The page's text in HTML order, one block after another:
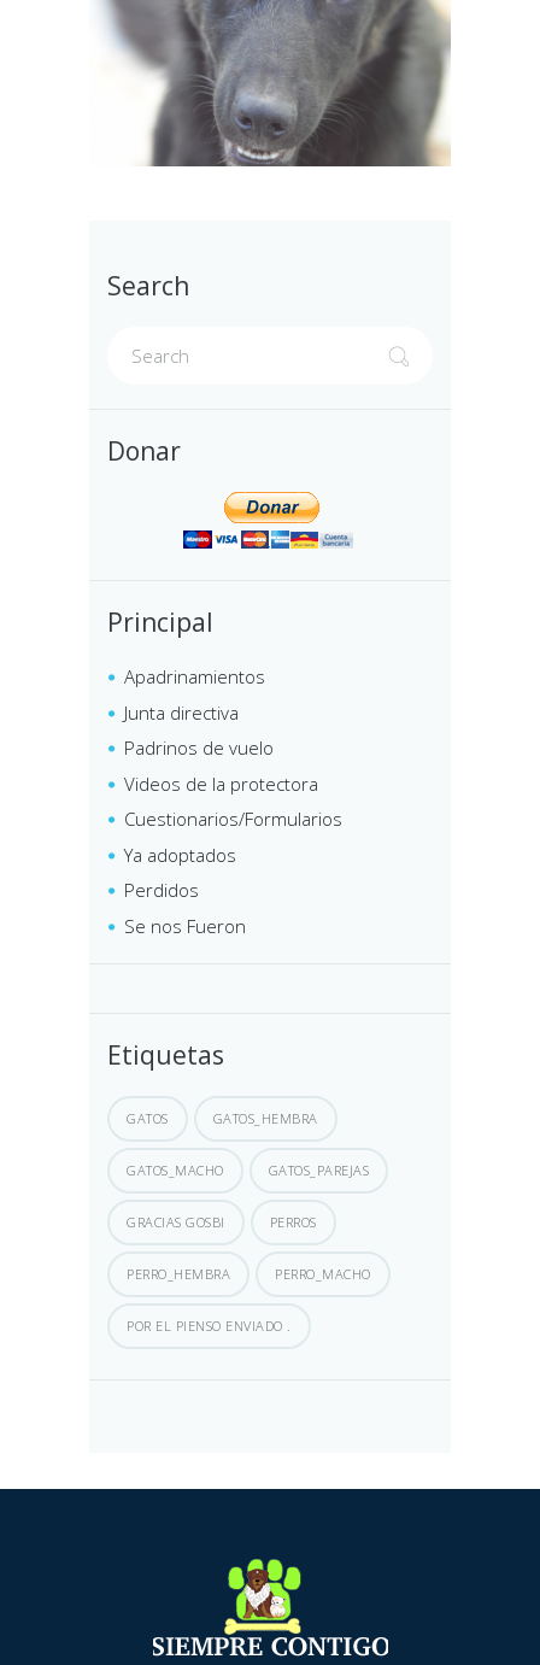
Search
Donar
Principal
Apadrinamientos
Junta directiva
Padrinos de vuelo
Videos de la protectora
Cuestionarios/Formularios
Ya adoptados
Perdidos
Se nos Fueron
Etiquetas
GATOS GATOS_HEMBRA
GATOS_MACHO GATOS_PAREJAS
GRACIAS GOSBI PERROS
PERRO_HEMBRA PERRO_MACHO
POR EL PIENSO ENVIADO .